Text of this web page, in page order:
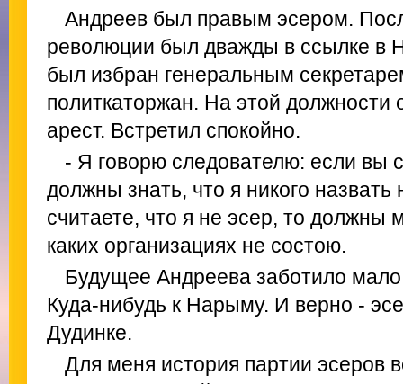
Андреев был правым эсером.
революции был дважды в ссылке в
был избран генеральным
политкаторжан. На этой
арест. Встретил спокойно.
- Я говорю следователю: если вы
должны знать, что я никого
считаете, что я не эсер, то должны
каких организациях не состою.
Будущее Андреева заботило
Куда-нибудь к Нарыму. И верно -
Дудинке.
Для меня история партии эсеров